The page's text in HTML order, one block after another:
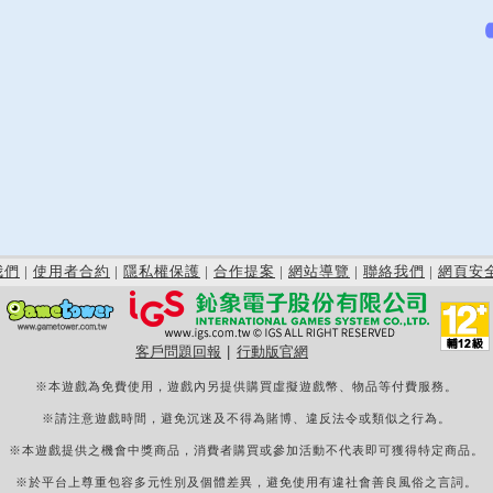
們 | 使用者合約 | 隱私權保護 | 合作提案 | 網站導覽 | 聯絡我們 | 網頁安
客戶問題回報 行動版官網
※本遊戲為免費使用，遊戲內另提供購買虛擬遊戲幣、物品等付費服務。
※請注意遊戲時間，避免沉迷及不得為賭博、違反法令或類似之行為。
※本遊戲提供之機會中獎商品，消費者購買或參加活動不代表即可獲得特定商品。
※於平台上尊重包容多元性別及個體差異，避免使用有違社會善良風俗之言詞。